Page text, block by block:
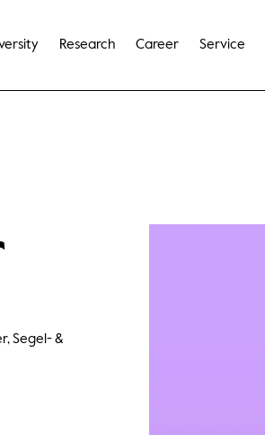
Research Career Service
Segel- &